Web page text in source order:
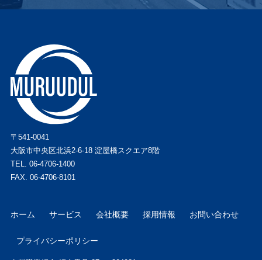
〒541-0041
大阪市中央区北浜2-6-18 淀屋橋スクエア8階
TEL. 06-4706-1400
FAX. 06-4706-8101
ホーム サービス 会社概要 採用情報 お問い合わせ
プライバシーポリシー